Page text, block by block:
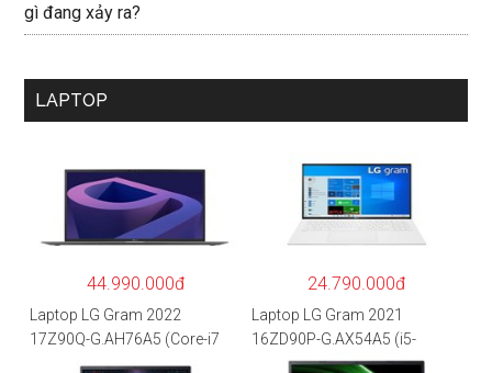
gì đang xảy ra?
LAPTOP
44.990.000đ
Laptop LG Gram 2022
17Z90Q-G.AH76A5 (Core-i7
1260P/16GB/512GB/17″
24.790.000đ
Laptop LG Gram 2021
16ZD90P-G.AX54A5 (i5-
1135G7/8GB RAM/512GB